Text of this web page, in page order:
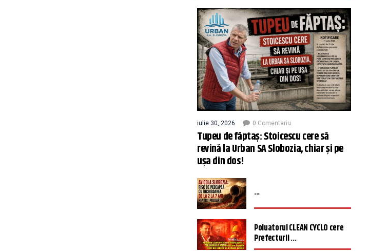
iulie 30, 2026 0 Comentariu
Tupeu de făptaș: Stoicescu cere să
revină la Urban SA Slobozia, chiar și pe
ușa din dos!
...
Poluatorul CLEAN CYCLO cere
Prefecturii ...